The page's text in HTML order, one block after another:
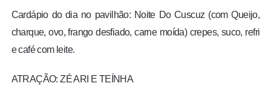
Cardápio do dia no pavilhão: Noite Do Cuscuz (com Queijo,
charque, ovo, frango desfiado, carne moída) crepes, suco, refri
e café com leite.
ATRAÇÃO: ZÉ ARI E TEÍNHA